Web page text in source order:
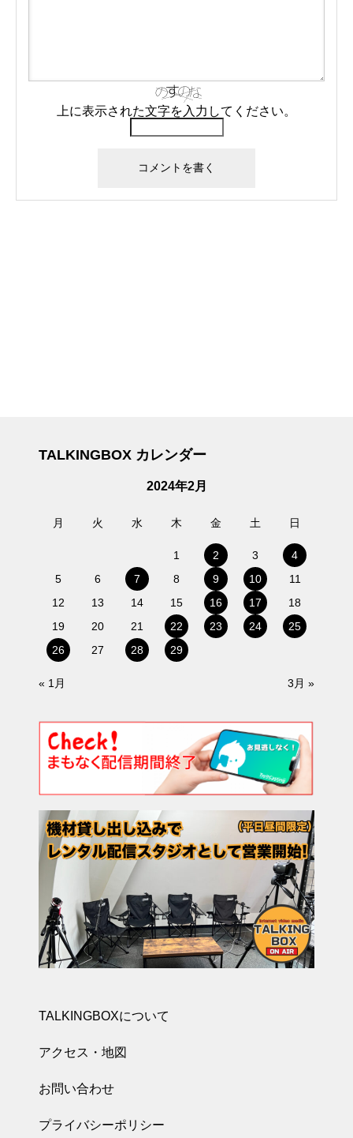
上に表示された文字を入力してください。
TALKINGBOX カレンダー
2024年2月
月 火 水 木 金 土 日
1 2 3
4
5
6 7 8 9 10
11
12
13 14 15 16 17
18
19
20 21 22 23 24
25
26
27 28 29
« 1月 3月 »
TALKINGBOXについて
アクセス・地図
お問い合わせ
プライバシーポリシー